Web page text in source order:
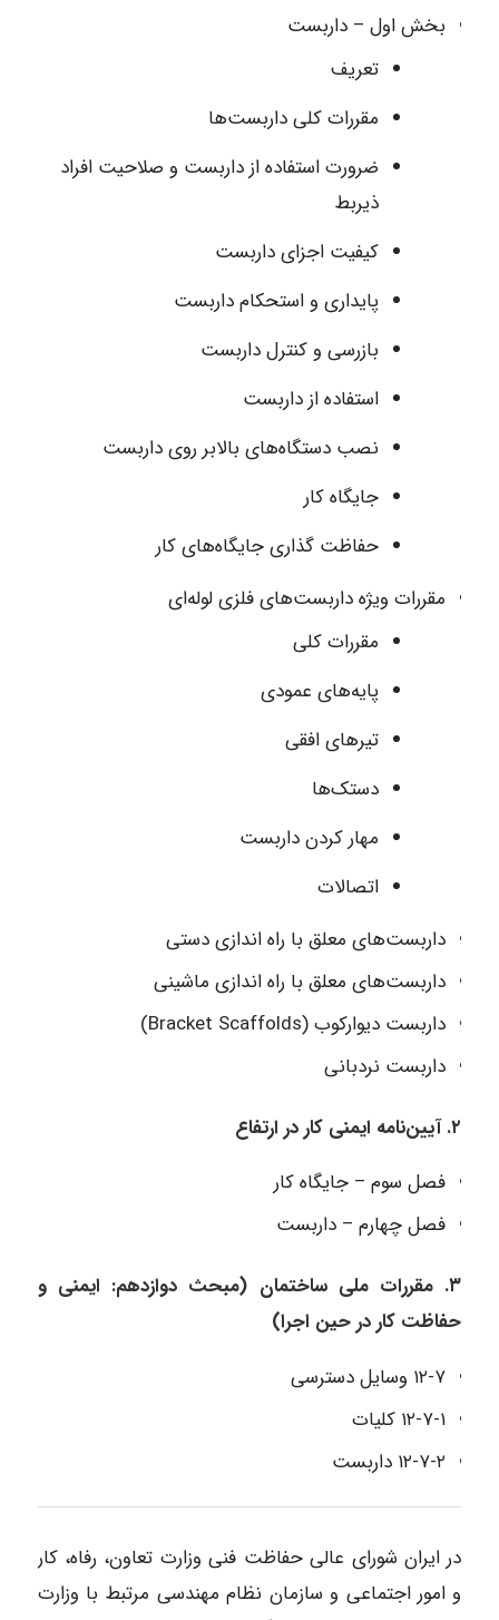
بخش اول – داربست
تعریف
مقررات کلی داربست‌ها
ضرورت استفاده از داربست و صلاحیت افراد
ذیربط
کیفیت اجزای داربست
پایداری و استحکام داربست
بازرسی و کنترل داربست
استفاده از داربست
نصب دستگاه‌های بالابر روی داربست
جایگاه کار
حفاظت گذاری جایگاه‌های کار
مقررات ویژه داربست‌های فلزی لوله‌ای
مقررات کلی
پایه‌های عمودی
تیرهای افقی
دستک‌ها
مهار کردن داربست
اتصالات
داربست‌های معلق با راه اندازی دستی
داربست‌های معلق با راه اندازی ماشینی
داربست دیوارکوب (Bracket Scaffolds)
داربست نردبانی
۲. آیین‌نامه ایمنی کار در ارتفاع
فصل سوم – جایگاه کار
فصل چهارم – داربست
۳. مقررات ملی ساختمان (مبحث دوازدهم: ایمنی و
حفاظت کار در حین اجرا)
۱۲-۷ وسایل دسترسی
۱۲-۷-۱ کلیات
۱۲-۷-۲ داربست
در ایران شورای عالی حفاظت فنی وزارت تعاون، رفاه، کار
و امور اجتماعی و سازمان نظام مهندسی مرتبط با وزارت